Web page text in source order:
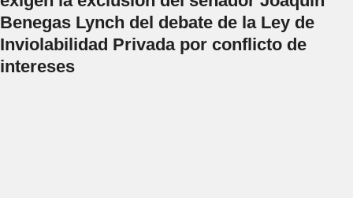
Benegas Lynch del debate de la Ley de
Inviolabilidad Privada por conflicto de
intereses